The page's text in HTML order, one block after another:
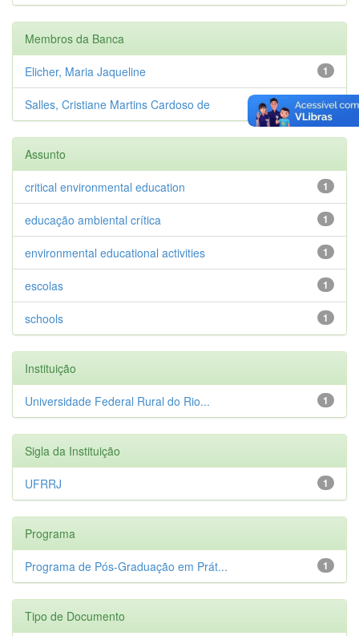
Membros da Banca
1
Elicher, Maria Jaqueline
1
Salles, Cristiane Martins Cardoso de
Assunto
1
critical environmental education
1
educação ambiental crítica
1
environmental educational activities
1
escolas
1
schools
Instituição
1
Universidade Federal Rural do Rio...
Sigla da Instituição
1
UFRRJ
Programa
1
Programa de Pós-Graduação em Prát...
Tipo de Documento